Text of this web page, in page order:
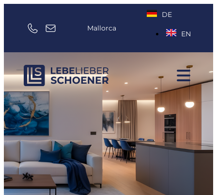
Mallorca
DE
EN